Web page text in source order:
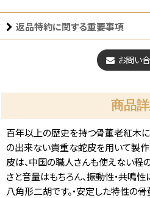
返品特約に関する重要事項
お問い
商品
百年以上の歴史を持つ骨董老紅木
の出来ない貴重な蛇皮を用いて製
皮は、中国の職人さんも使えない程
さと音量はもちろん、振動性・共鳴性
八角形二胡です。・安定した特性の